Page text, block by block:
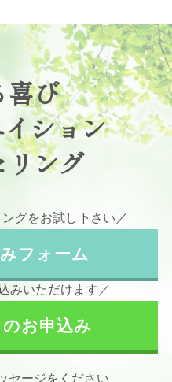
喜び
ション
リング
グをお試し下さい／
フォーム
みいただけます／
お申込み
セージをください